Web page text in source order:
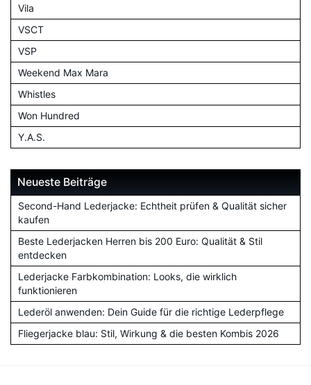
Vila
VSCT
VSP
Weekend Max Mara
Whistles
Won Hundred
Y.A.S.
Neueste Beiträge
Second-Hand Lederjacke: Echtheit prüfen & Qualität sicher
kaufen
Beste Lederjacken Herren bis 200 Euro: Qualität & Stil
entdecken
Lederjacke Farbkombination: Looks, die wirklich
funktionieren
Lederöl anwenden: Dein Guide für die richtige Lederpflege
Fliegerjacke blau: Stil, Wirkung & die besten Kombis 2026